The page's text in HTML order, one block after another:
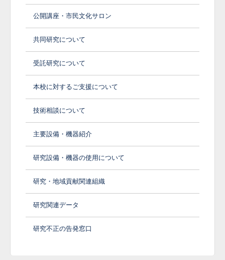
公開講座・市民文化サロン
共同研究について
受託研究について
本校に対するご支援について
技術相談について
主要設備・機器紹介
研究設備・機器の使用について
研究・地域貢献関連組織
研究関連データ
研究不正の告発窓口